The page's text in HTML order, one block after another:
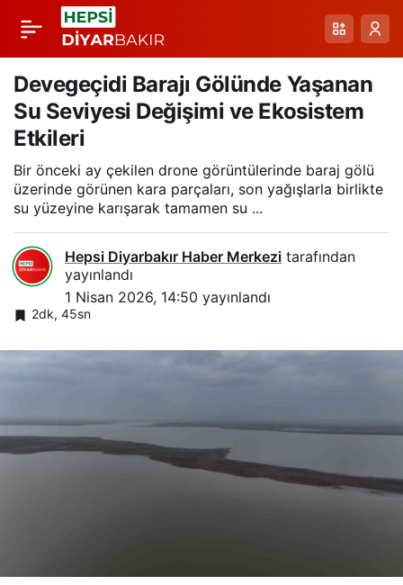
Devegeçidi Barajı Gölünde Yaşanan
Su Seviyesi Değişimi ve Ekosistem
Etkileri
Bir önceki ay çekilen drone görüntülerinde baraj gölü
üzerinde görünen kara parçaları, son yağışlarla birlikte
su yüzeyine karışarak tamamen su ...
Hepsi Diyarbakır Haber Merkezi tarafından
yayınlandı
1 Nisan 2026, 14:50 yayınlandı
2dk, 45sn
Kahraman
Mehmetçiklere Sevgi
Mektuplarıyla
Bağlarımızı
Güçlendiren Genç
Yürekler
Paylaş